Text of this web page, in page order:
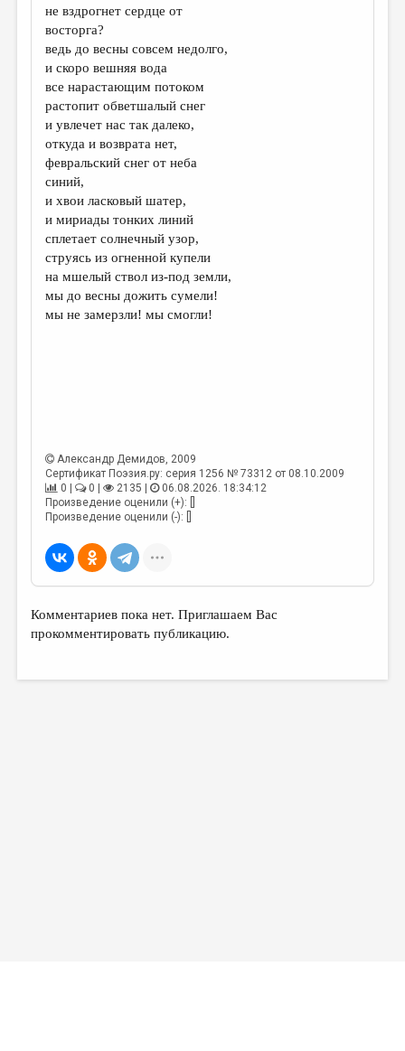
КНИЖНАЯ ПОЛКА
ОБЗОР ЛИТЕРАТУРЫ
СТРАНИЦЫ ПАМЯТИ
ОБЪЯВЛЕНИЯ
КОЛОНКА РЕДАКТОРА
РЕДКОЛЛЕГИЯ
ОТ РЕДАКЦИИ
МАЛАЯ ПРОЗА
ЭССЕИСТИКА
ЛИТЕРАТУРОВЕДЕНИЕ
ТРЕДИАКОВСКИЙ
МЕДИА
не вздрогнет сердце от
восторга?
ведь до весны совсем недолго,
и скоро вешняя вода
все нарастающим потоком
растопит обветшалый снег
и увлечет нас так далеко,
откуда и возврата нет,
февральский снег от неба
синий,
и хвои ласковый шатер,
и мириады тонких линий
сплетает солнечный узор,
струясь из огненной купели
на мшелый ствол из-под земли,
мы до весны дожить сумели!
мы не замерзли! мы смогли!
Александр Демидов, 2009
Сертификат Поэзия.ру: серия 1256 № 73312 от 08.10.2009
0 |
0 | 2135 |
06.08.2026. 18:34:12
Произведение оценили (+): []
Произведение оценили (-): []
Комментариев пока нет. Приглашаем Вас
прокомментировать публикацию.